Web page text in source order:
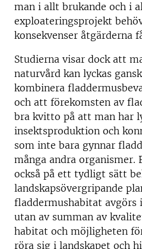
man i allt brukande och i
exploateringsprojekt
konsekvenser åtgärderna
Studierna visar dock att
naturvård kan lyckas
kombinera
och att förekomsten av
bra kvitto på att man har
insektsproduktion och
som inte bara gynnar
många andra organismer.
också på ett tydligt sätt
landskapsövergripande
fladdermushabitat avgörs
utan av summan av
habitat och möjligheten
röra sig i landskapet och